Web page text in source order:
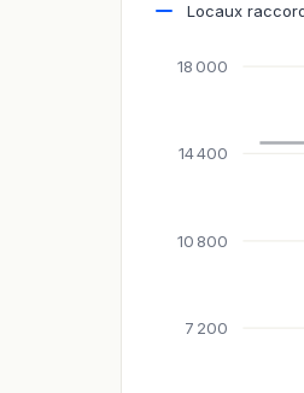
Locaux
7 200
10 800
14 400
18 000